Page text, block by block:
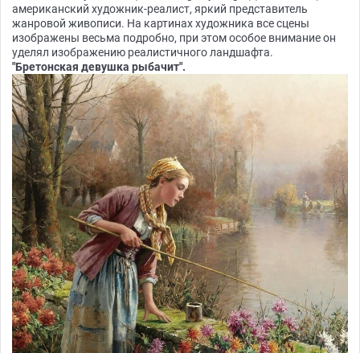
американский художник-реалист, яркий представитель
жанровой живописи. На картинах художника все сцены
изображены весьма подробно, при этом особое внимание он
уделял изображению реалистичного ландшафта.
"Бретонская девушка рыбачит".